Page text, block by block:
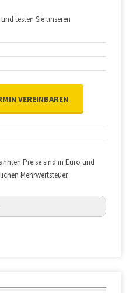
testen Sie unseren
VEREINBAREN
Preise sind in Euro und
Mehrwertsteuer.